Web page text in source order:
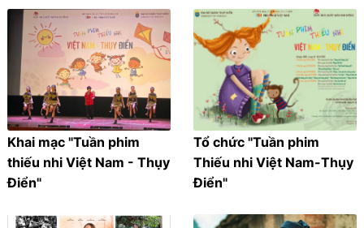
Khai mạc "Tuần phim
thiếu nhi Việt Nam - Thụy
Điển"
Tổ chức "Tuần phim
Thiếu nhi Việt Nam-Thụy
Điển"